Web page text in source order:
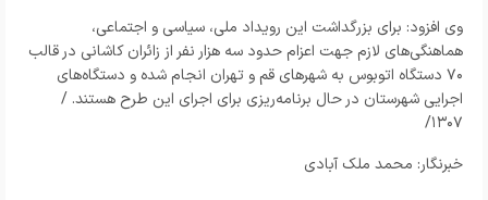
وی افزود: برای بزرگداشت این رویداد ملی، سیاسی و اجتماعی،
هماهنگی‌های لازم جهت اعزام حدود سه هزار نفر از زائران کاشانی در قالب
۷۰ دستگاه اتوبوس به شهر‌های قم و تهران انجام شده و دستگاه‌های
اجرایی شهرستان در حال برنامه‌ریزی برای اجرای این طرح هستند. /
۱۳۰۷/
خبرنگار: محمد ملک آبادی